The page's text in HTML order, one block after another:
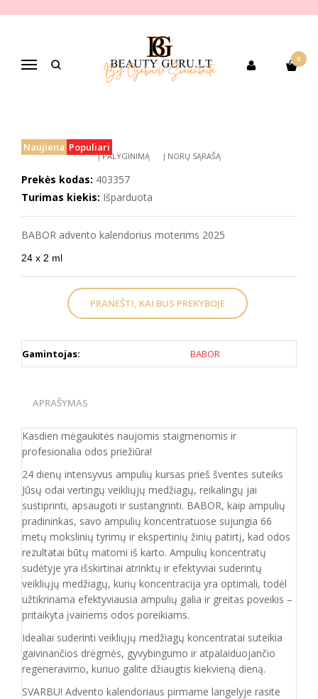
Navigacija
0
Pagrindinis PREKIŲ KATEGORIJOS
Dekoratyvinė kosmetika
BABOR advento kalendorius moterims 2025
BABOR ADVENTO KALENDORIUS
Naujiena Populiari
Į PALYGINIMĄ Į NORŲ SĄRAŠĄ
Prekės kodas: 403357
Turimas kiekis: Išparduota
BABOR advento kalendorius moterims 2025
24 x 2 ml
PRANEŠTI, KAI BUS PREKYBOJE
Gamintojas: BABOR
APRAŠYMAS
Kasdien mėgaukitės naujomis staigmenomis ir
profesionalia odos priežiūra!
24 dienų intensyvus ampulių kursas prieš šventes suteiks
Jūsų odai vertingų veikliųjų medžiagų, reikalingų jai
sustiprinti, apsaugoti ir sustangrinti. BABOR, kaip ampulių
pradininkas, savo ampulių koncentratuose sujungia 66
metų mokslinių tyrimų ir ekspertinių žinių patirtį, kad odos
rezultatai būtų matomi iš karto. Ampulių koncentratų
sudėtyje yra išskirtinai atrinktų ir efektyviai suderintų
veikliųjų medžiagų, kurių koncentracija yra optimali, todėl
užtikrinama efektyviausia ampulių galia ir greitas poveikis –
pritaikyta įvairiems odos poreikiams.
Idealiai suderinti veikliųjų medžiagų koncentratai suteikia
gaivinančios drėgmės, gyvybingumo ir atpalaiduojančio
regeneravimo, kuriuo galite džiaugtis kiekvieną dieną.
SVARBU! Advento kalendoriaus pirmame langelyje rasite